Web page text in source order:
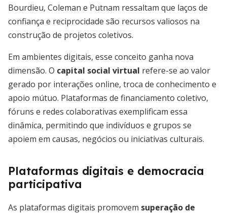
Bourdieu, Coleman e Putnam ressaltam que laços de
confiança e reciprocidade são recursos valiosos na
construção de projetos coletivos.
Em ambientes digitais, esse conceito ganha nova
dimensão. O capital social virtual refere-se ao valor
gerado por interações online, troca de conhecimento e
apoio mútuo. Plataformas de financiamento coletivo,
fóruns e redes colaborativas exemplificam essa
dinâmica, permitindo que indivíduos e grupos se
apoiem em causas, negócios ou iniciativas culturais.
Plataformas digitais e democracia
participativa
As plataformas digitais promovem superação de